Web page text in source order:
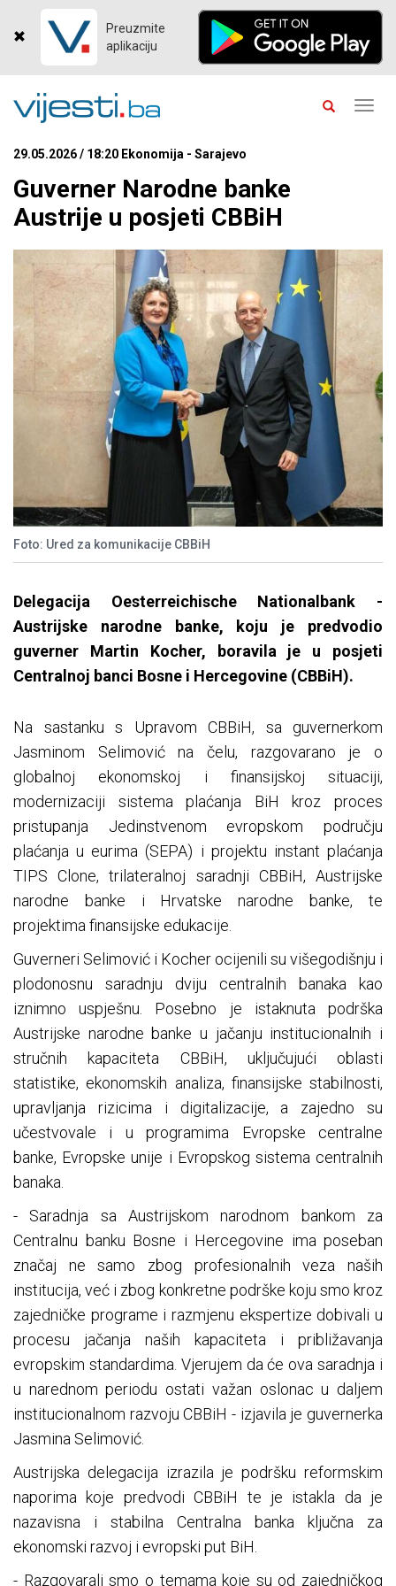
Preuzmite
aplikaciju
29.05.2026 / 18:20 Ekonomija - Sarajevo
Guverner Narodne banke
Austrije u posjeti CBBiH
Foto: Ured za komunikacije CBBiH
Delegacija Oesterreichische Nationalbank -
Austrijske narodne banke, koju je predvodio
guverner Martin Kocher, boravila je u posjeti
Centralnoj banci Bosne i Hercegovine (CBBiH).
Na sastanku s Upravom CBBiH, sa guvernerkom
Jasminom Selimović na čelu, razgovarano je o
globalnoj ekonomskoj i finansijskoj situaciji,
modernizaciji sistema plaćanja BiH kroz proces
pristupanja Jedinstvenom evropskom području
plaćanja u eurima (SEPA) i projektu instant plaćanja
TIPS Clone, trilateralnoj saradnji CBBiH, Austrijske
narodne banke i Hrvatske narodne banke, te
projektima finansijske edukacije.
Guverneri Selimović i Kocher ocijenili su višegodišnju i
plodonosnu saradnju dviju centralnih banaka kao
iznimno uspješnu. Posebno je istaknuta podrška
Austrijske narodne banke u jačanju institucionalnih i
stručnih kapaciteta CBBiH, uključujući oblasti
statistike, ekonomskih analiza, finansijske stabilnosti,
upravljanja rizicima i digitalizacije, a zajedno su
učestvovale i u programima Evropske centralne
banke, Evropske unije i Evropskog sistema centralnih
banaka.
- Saradnja sa Austrijskom narodnom bankom za
Centralnu banku Bosne i Hercegovine ima poseban
značaj ne samo zbog profesionalnih veza naših
institucija, već i zbog konkretne podrške koju smo kroz
zajedničke programe i razmjenu ekspertize dobivali u
procesu jačanja naših kapaciteta i približavanja
evropskim standardima. Vjerujem da će ova saradnja i
u narednom periodu ostati važan oslonac u daljem
institucionalnom razvoju CBBiH - izjavila je guvernerka
Jasmina Selimović.
Austrijska delegacija izrazila je podršku reformskim
naporima koje predvodi CBBiH te je istakla da je
nazavisna i stabilna Centralna banka ključna za
ekonomski razvoj i evropski put BiH.
- Razgovarali smo o temama koje su od zajedničkog